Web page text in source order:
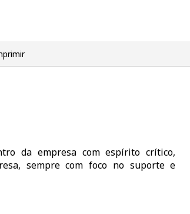
da empresa com espírito crítico,
sempre com foco no suporte e